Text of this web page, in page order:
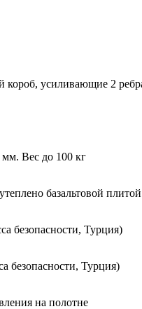
усиливающие 2
Вес до 100 кг
базальтовой плитой
безопасности, Турция)
безопасности, Турция)
на полотне